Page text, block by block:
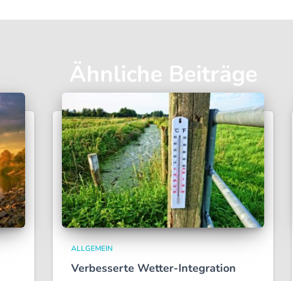
Ähnliche Beiträge
ALLGEMEIN
Verbesserte Wetter-Integration